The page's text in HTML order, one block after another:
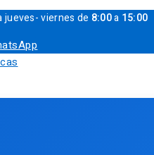
jueves- viernes de 8:00a 15:00